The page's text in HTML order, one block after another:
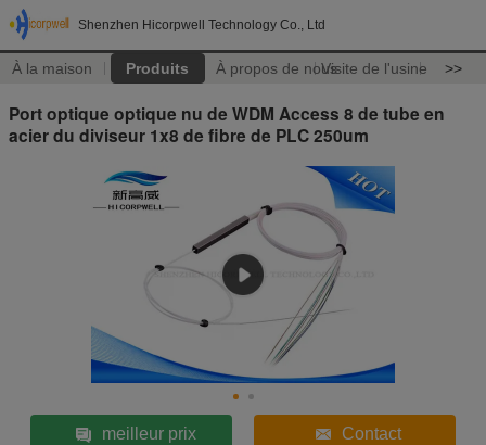
Shenzhen Hicorpwell Technology Co., Ltd
À la maison Produits À propos de nousVisite de l'usine >>
Port optique optique nu de WDM Access 8 de tube en
acier du diviseur 1x8 de fibre de PLC 250um
meilleur prix Contact